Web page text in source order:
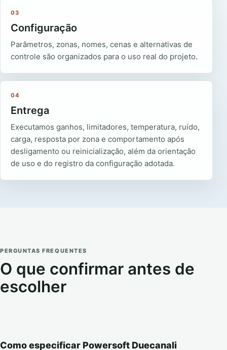
03
Configuração
Parâmetros, zonas, nomes, cenas e alternativas de
controle são organizados para o uso real do projeto.
04
Entrega
Executamos ganhos, limitadores, temperatura, ruído,
carga, resposta por zona e comportamento após
desligamento ou reinicialização, além da orientação
de uso e do registro da configuração adotada.
PERGUNTAS FREQUENTES
O que confirmar antes de
escolher
Como especificar Powersoft Duecanali